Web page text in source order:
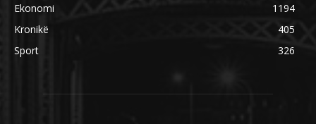
Ekonomi
1194
Kronikë
405
Sport
326